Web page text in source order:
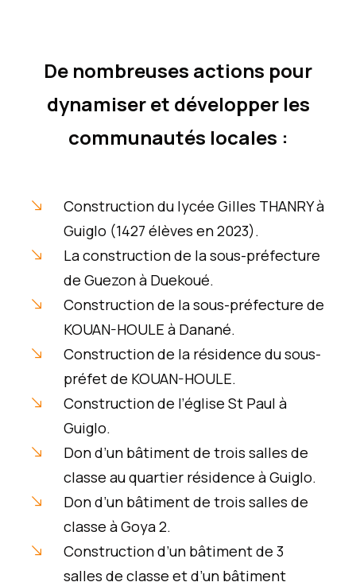
De nombreuses actions pour
dynamiser et développer les
communautés locales :
Construction du lycée Gilles THANRY à
Guiglo (1427 élèves en 2023).
La construction de la sous-préfecture
de Guezon à Duekoué.
Construction de la sous-préfecture de
KOUAN-HOULE à Danané.
Construction de la résidence du sous-
préfet de KOUAN-HOULE.
Construction de l’église St Paul à
Guiglo.
Don d’un bâtiment de trois salles de
classe au quartier résidence à Guiglo.
Don d’un bâtiment de trois salles de
classe à Goya 2.
Construction d’un bâtiment de 3
salles de classe et d’un bâtiment